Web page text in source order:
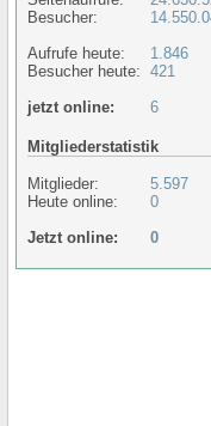
Besucher:
Aufrufe heute:
Besucher heute:
jetzt online:
1.846
421
6
Mitgliederstatistik
Mitglieder:
Heute online:
5.597
0
Jetzt online:
0